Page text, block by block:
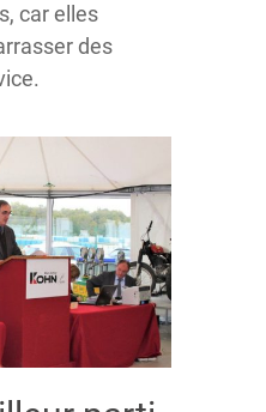
car elles
des